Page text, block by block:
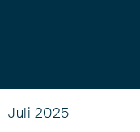
Juli 2025